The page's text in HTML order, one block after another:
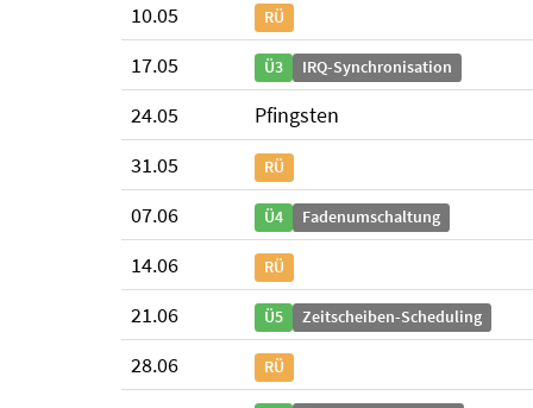
10.05 RÜ
17.05 Ü3 IRQ-Synchronisation
24.05
Pfingsten
31.05
RÜ
07.06 Ü4 Fadenumschaltung
14.06 RÜ
21.06 Ü5 Zeitscheiben-Scheduling
28.06 RÜ